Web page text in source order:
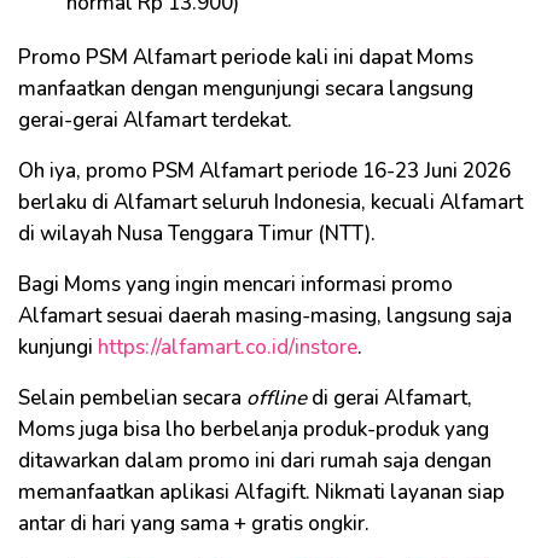
Promo PSM Alfamart periode kali ini dapat Moms
manfaatkan dengan mengunjungi secara langsung
gerai-gerai Alfamart terdekat.
Oh iya, promo PSM Alfamart periode 16-23 Juni 2026
berlaku di Alfamart seluruh Indonesia, kecuali Alfamart
di wilayah Nusa Tenggara Timur (NTT).
Bagi Moms yang ingin mencari informasi promo
Alfamart sesuai daerah masing-masing, langsung saja
kunjungi https://alfamart.co.id/instore.
Selain pembelian secara offlinedi gerai Alfamart,
Moms juga bisa lho berbelanja produk-produk yang
ditawarkan dalam promo ini dari rumah saja dengan
memanfaatkan aplikasi Alfagift. Nikmati layanan siap
antar di hari yang sama + gratis ongkir.